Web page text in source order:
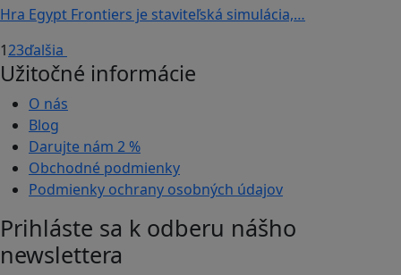
Hra Egypt Frontiers je staviteľská simulácia,…
123ďalšia
Užitočné informácie
O nás
Blog
Darujte nám 2 %
Obchodné podmienky
Podmienky ochrany osobných údajov
Prihláste sa k odberu nášho
newslettera